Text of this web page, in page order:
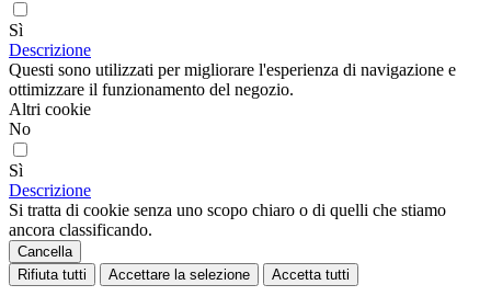
Sì
Descrizione
Questi sono utilizzati per migliorare l'esperienza di navigazione e
ottimizzare il funzionamento del negozio.
Altri cookie
No
Sì
Descrizione
Si tratta di cookie senza uno scopo chiaro o di quelli che stiamo
ancora classificando.
Cancella
Rifiuta tutti
Accettare la selezione Accetta tutti